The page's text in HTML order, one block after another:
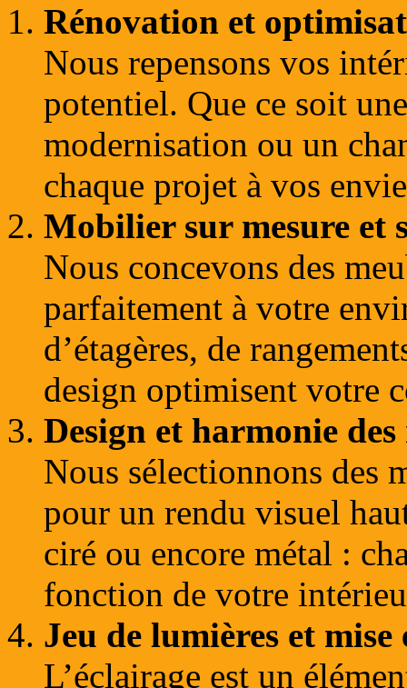
Rénovation et
Nous repensons vos
potentiel. Que ce soit
modernisation ou un
chaque projet à vos
Mobilier sur mesure et
Nous concevons des
parfaitement à votre
d’étagères, de
design optimisent votre
Design et harmonie des
Nous sélectionnons des
pour un rendu visuel
ciré ou encore métal :
fonction de votre
Jeu de lumières et mise
L’éclairage est un